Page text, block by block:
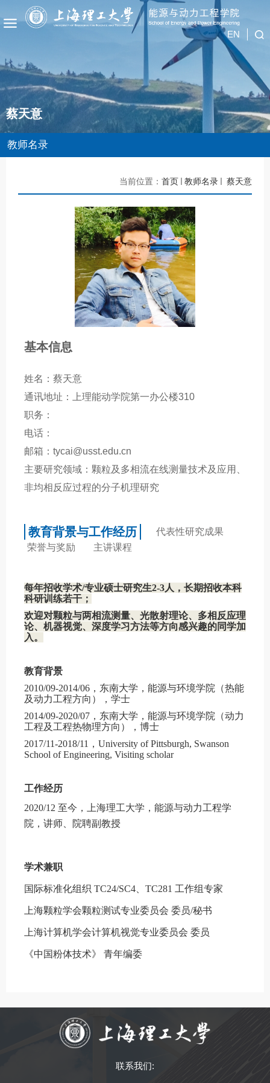
EN
蔡天意
教师名录
当前位置： 首页 教师名录 蔡天意
基本信息
姓名：蔡天意
通讯地址：上理能动学院第一办公楼310
职务：
电话：
邮箱：tycai@usst.edu.cn
主要研究领域：颗粒及多相流在线测量技术及应用、
非均相反应过程的分子机理研究
教育背景与工作经历
代表性研究成果
荣誉与奖励
主讲课程
每年招收学术/专业硕士研究生2-3人，长期招收本科
科研训练若干；
欢迎对颗粒与两相流测量、光散射理论、多相反应理
论、机器视觉、深度学习方法等方向感兴趣的同学加
入。
教育背景
2010/09-2014/06 ，东南大学，能源与环境学院（热能
及动力工程方向），学士
2014/09-2020/07 ，东南大学，能源与环境学院（动力
工程及工程热物理方向），博士
2017/11-2018/11 ， University of Pittsburgh, Swanson
School of Engineering, Visiting scholar
工作经历
2020/12 至今，上海理工大学，能源与动力工程学
院，讲师、院聘副教授
学术兼职
国际标准化组织 TC24/SC4、TC281 工作组专家
上海颗粒学会颗粒测试专业委员会 委员/秘书
上海计算机学会计算机视觉专业委员会 委员
《中国粉体技术》 青年编委
联系我们: